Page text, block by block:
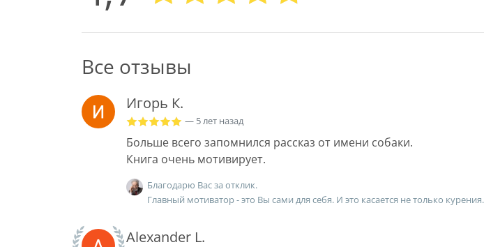
Все отзывы
Игорь К.
— 5 лет назад
Больше всего запомнился рассказ от имени собаки.
Книга очень мотивирует.
Благодарю Вас за отклик.
Главный мотиватор - это Вы сами для себя. И это касается не только курения.
Alexander L.